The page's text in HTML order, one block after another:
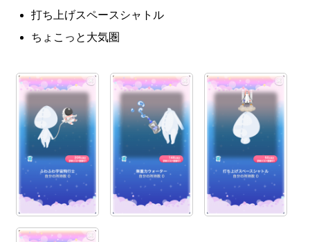
打ち上げスペースシャトル
ちょこっと大気圏